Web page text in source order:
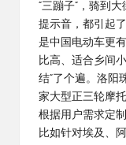
“三蹦子”，骑到
提示音，都引起
是中国电动车更
比高、适合乡间
结”了个遍。洛阳
家大型正三轮摩
根据用户需求定
比如针对埃及、